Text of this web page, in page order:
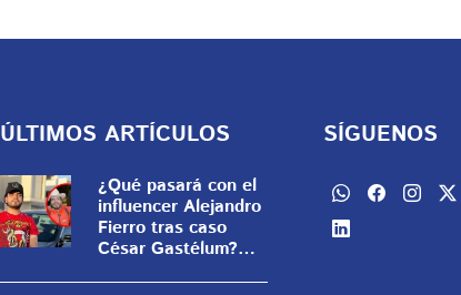
ÚLTIMOS ARTÍCULOS
¿Qué pasará con el
influencer Alejandro
Fierro tras caso
César Gastélum?
SÍGUENOS